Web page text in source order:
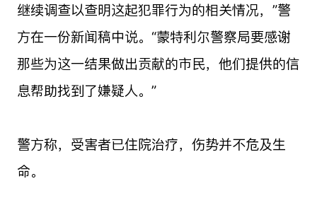
继续调查以查明这起犯罪行为的相关情况，”警
方在一份新闻稿中说。“蒙特利尔警察局要感谢
那些为这一结果做出贡献的市民，他们提供的信
息帮助找到了嫌疑人。”
警方称，受害者已住院治疗，伤势并不危及生
命。